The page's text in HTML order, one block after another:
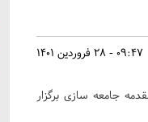
09:47 - 28 فروردین 1401
جامعه سازی برگزار